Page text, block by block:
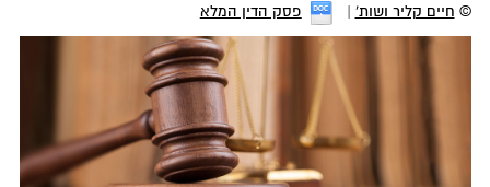
© חיים קליר ושות' פסק הדין המלא